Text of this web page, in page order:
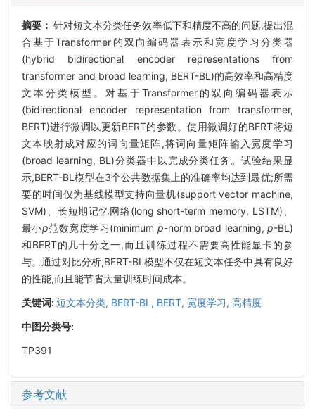
摘要：针对短文本分类任务效率低下和精度不高的问题,提出混
合基于Transformer的双向编码器表示和宽度学习分类器
(hybrid bidirectional encoder representations from
transformer and broad learning, BERT-BL)的高效率和高精度
文本分类模型。对基于Transformer的双向编码器表示
(bidirectional encoder representation from transformer,
BERT)进行微调以更新BERT的参数。使用微调好的BERT将短
文本映射成对应的词向量矩阵,将词向量矩阵输入宽度学习
(broad learning, BL)分类器中以完成分类任务。试验结果显
示,BERT-BL模型在3个公共数据集上的准确率均达到最优;所需
要的时间仅为基线模型支持向量机(support vector machine,
SVM)、长短期记忆网络(long short-term memory, LSTM)、
最小p范数宽度学习(minimum p-norm broad learning,p-BL)
和BERT的几十分之一,而且训练过程不需要高性能显卡的参
与。通过对比分析,BERT-BL模型不仅在短文本任务中具有良好
的性能,而且能节省大量训练时间成本。
关键词:短文本分类, BERT-BL, BERT, 宽度学习, 高精度
中图分类号:
TP391
参考文献